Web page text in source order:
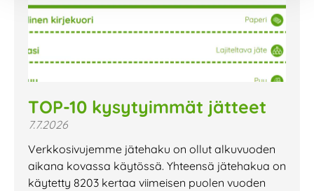
TOP-10 kysytyimmät jätteet
7.7.2026
Verkkosivujemme jätehaku on ollut alkuvuoden
aikana kovassa käytössä. Yhteensä jätehakua on
käytetty 8203 kertaa viimeisen puolen vuoden